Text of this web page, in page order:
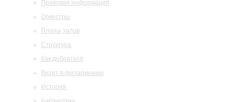
Правовая информация
Оркестры
Планы залов
Структура
Как добраться
Визит в филармонию
История